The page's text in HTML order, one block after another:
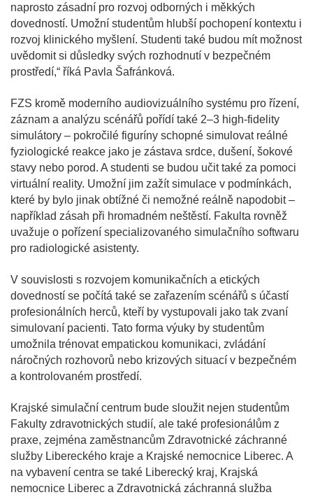
naprosto zásadní pro rozvoj odborných i měkkých
dovedností. Umožní studentům hlubší pochopení kontextu i
rozvoj klinického myšlení. Studenti také budou mít možnost
uvědomit si důsledky svých rozhodnutí v bezpečném
prostředí,“ říká Pavla Šafránková.
FZS kromě moderního audiovizuálního systému pro řízení,
záznam a analýzu scénářů pořídí také 2–3 high-fidelity
simulátory – pokročilé figuríny schopné simulovat reálné
fyziologické reakce jako je zástava srdce, dušení, šokové
stavy nebo porod. A studenti se budou učit také za pomoci
virtuální reality. Umožní jim zažít simulace v podmínkách,
které by bylo jinak obtížné či nemožné reálně napodobit –
například zásah při hromadném neštěstí. Fakulta rovněž
uvažuje o pořízení specializovaného simulačního softwaru
pro radiologické asistenty.
V souvislosti s rozvojem komunikačních a etických
dovedností se počítá také se zařazením scénářů s účastí
profesionálních herců, kteří by vystupovali jako tak zvaní
simulovaní pacienti. Tato forma výuky by studentům
umožnila trénovat empatickou komunikaci, zvládání
náročných rozhovorů nebo krizových situací v bezpečném
a kontrolovaném prostředí.
Krajské simulační centrum bude sloužit nejen studentům
Fakulty zdravotnických studií, ale také profesionálům z
praxe, zejména zaměstnancům Zdravotnické záchranné
služby Libereckého kraje a Krajské nemocnice Liberec. A
na vybavení centra se také Liberecký kraj, Krajská
nemocnice Liberec a Zdravotnická záchranná služba